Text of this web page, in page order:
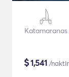
Katamaranas
$1,541 /